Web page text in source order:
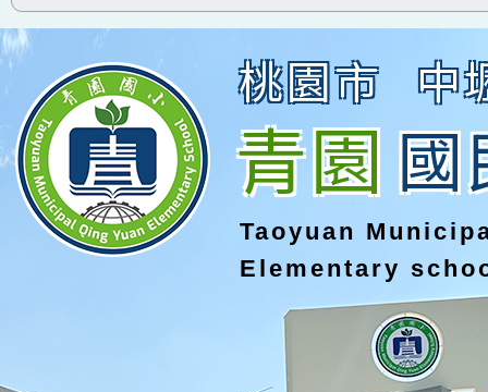
桃園市 中
青園國
Taoyuan
Elementary